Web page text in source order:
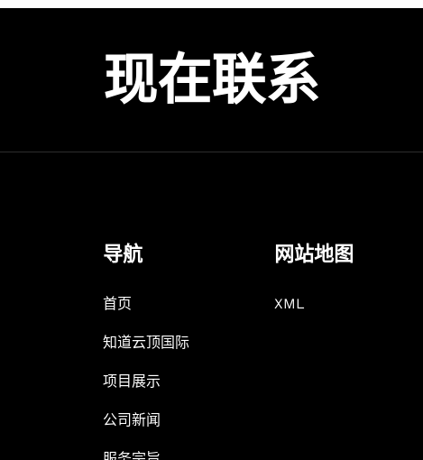
现在联系
导航
首页
知道云顶国际
项目展示
公司新闻
网站地图
XML